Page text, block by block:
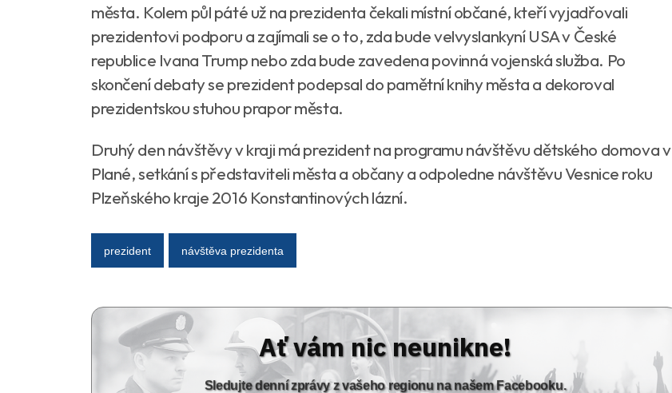
města. Kolem půl páté už na prezidenta čekali místní občané, kteří vyjadřovali
prezidentovi podporu a zajímali se o to, zda bude velvyslankyní USA v České
republice Ivana Trump nebo zda bude zavedena povinná vojenská služba. Po
skončení debaty se prezident podepsal do pamětní knihy města a dekoroval
prezidentskou stuhou prapor města.
Druhý den návštěvy v kraji má prezident na programu návštěvu dětského domova v
Plané, setkání s představiteli města a občany a odpoledne návštěvu Vesnice roku
Plzeňského kraje 2016 Konstantinových lázní.
prezident návštěva prezidenta
Ať vám nic neunikne!
Sledujte denní zprávy z vašeho regionu na našem Facebooku.